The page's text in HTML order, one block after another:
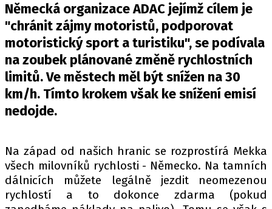
OSTATNÍ
TISKOVKY
ROZHOVORY
DAKAR
Z DOMOVA
ZE SVĚTA
PIT LANE
ČEŠI V AKCI
FIA CEZ & POHÁRY
MEZINÁRODNÍ SCÉNA
Německá organizace ADAC jejímž cílem je
"chránit zájmy motoristů, podporovat
motoristický sport a turistiku", se podívala
na zoubek plánované změně rychlostních
limitů. Ve městech měl být snížen na 30
km/h. Tímto krokem však ke snížení emisí
nedojde.
Na západ od našich hranic se rozprostírá Mekka
všech milovníků rychlosti - Německo. Na tamních
dálnicích můžete legálně jezdit neomezenou
rychlostí a to dokonce zdarma (pokud